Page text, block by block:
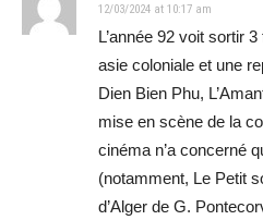
12/03/2024 at 10:17 am
L’année 92 voit sortir
asie coloniale et une
Dien Bien Phu,
mise en scène de la
cinéma n’a concerné
(notamment, Le Petit
d’Alger de G.